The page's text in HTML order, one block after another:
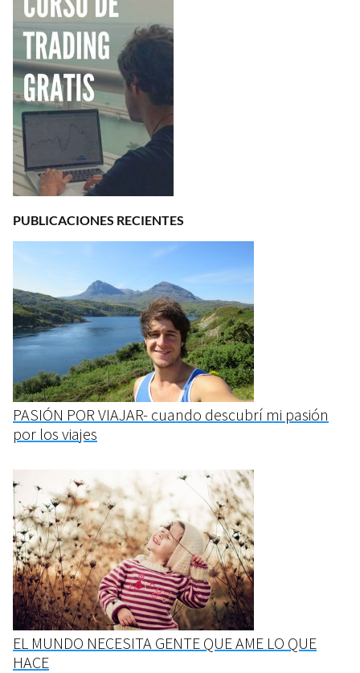
PUBLICACIONES RECIENTES
PASIÓN POR VIAJAR- cuando descubrí mi pasión
por los viajes
EL MUNDO NECESITA GENTE QUE AME LO QUE
HACE